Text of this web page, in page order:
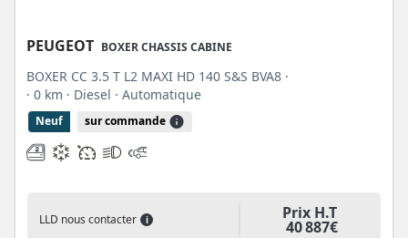
PEUGEOT BOXER CHASSIS CABINE
BOXER CC 3.5 T L2 MAXI HD 140 S&S BVA8 ·
· 0 km · Diesel · Automatique
Neuf sur commande
LLD nous contacter i Prix H.T
40 887€